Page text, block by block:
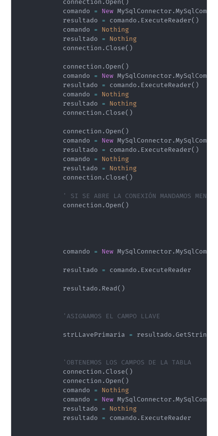
            connection
.Open( )
            comando
= New MySqlConnector .
            resultado
= comando . ExecuteReader( )
            comando
=
Nothing
            resultado
=
Nothing
            connection
. Close( )
            connection
.Open( )
            comando
= New MySqlConnector .
            resultado
= comando . ExecuteReader( )
            comando
=
Nothing
            resultado
=
Nothing
            connection
. Close( )
            connection
.Open( )
            comando
= New MySqlConnector .
            resultado
= comando . ExecuteReader( )
            comando
=
Nothing
            resultado
=
Nothing
            connection
. Close( )
' SI SE ABRE LA CONEXIÓN MANDAMOS
            connection
.Open( )
            comando
= New MySqlConnector .
            resultado
= comando . ExecuteReader
            resultado
. Read( )
'ASIGNAMOS EL CAMPO LLAVE
            strLLavePrimaria
= resultado .GetString
'OBTENEMOS LOS CAMPOS DE LA TABLA
            connection
. Close( )
            connection
.Open( )
            comando
=
Nothing
            comando
= New MySqlConnector .
            resultado
=
Nothing
            resultado
= comando . ExecuteReader